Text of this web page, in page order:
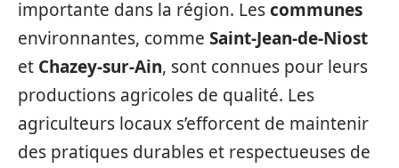
importante dans la région. Lescommunes
environnantes, comme Saint-Jean-de-Niost
et Chazey-sur-Ain, sont connues pour leurs
productions agricoles de qualité. Les
agriculteurs locaux s’efforcent de maintenir
des pratiques durables et respectueuses de